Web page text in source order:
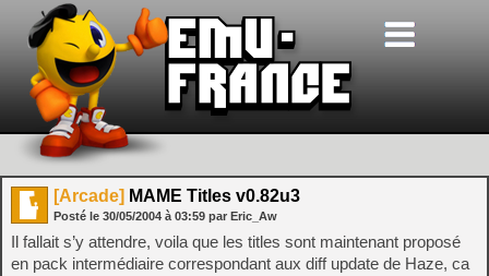
[Arcade] MAME Titles v0.82u3
Posté le 30/05/2004 à 03:59 par Eric_Aw
Il fallait s’y attendre, voila que les titles sont maintenant proposé
en pack intermédiaire correspondant aux diff update de Haze, ca